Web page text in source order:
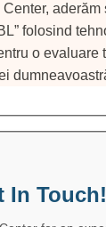
aderăm
folosind
o evaluare
In Touch!